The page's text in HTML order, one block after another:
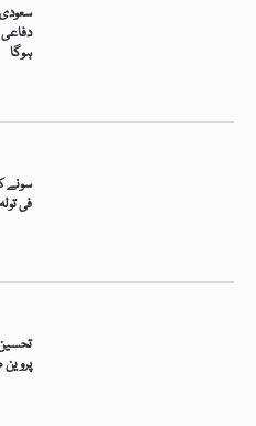
ہوگا
سونے
فی تولہ 4 لاکھ 54 ہزار 336 روپے